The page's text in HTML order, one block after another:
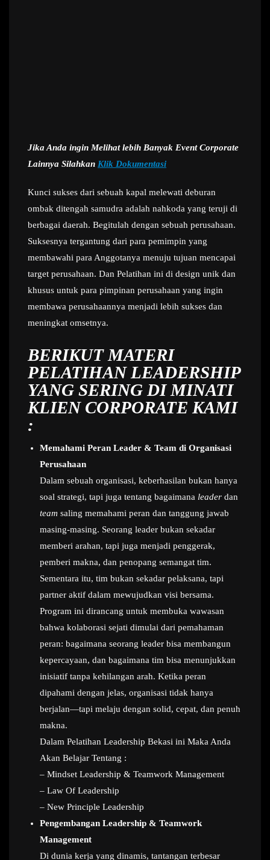
Jika Anda ingin Melihat lebih Banyak Event Corporate
Lainnya Silahkan Klik Dokumentasi
Kunci sukses dari sebuah kapal melewati deburan
ombak ditengah samudra adalah nahkoda yang teruji di
berbagai daerah. Begitulah dengan sebuah perusahaan.
Suksesnya tergantung dari para pemimpin yang
membawahi para Anggotanya menuju tujuan mencapai
target perusahaan. Dan Pelatihan ini di design unik dan
khusus untuk para pimpinan perusahaan yang ingin
membawa perusahaannya menjadi lebih sukses dan
meningkat omsetnya.
BERIKUT MATERI
PELATIHAN LEADERSHIP
YANG SERING DI MINATI
KLIEN CORPORATE KAMI
:
Memahami Peran Leader & Team di Organisasi
Perusahaan
Dalam sebuah organisasi, keberhasilan bukan hanya
soal strategi, tapi juga tentang bagaimana leader dan
team saling memahami peran dan tanggung jawab
masing-masing. Seorang leader bukan sekadar
memberi arahan, tapi juga menjadi penggerak,
pemberi makna, dan penopang semangat tim.
Sementara itu, tim bukan sekadar pelaksana, tapi
partner aktif dalam mewujudkan visi bersama.
Program ini dirancang untuk membuka wawasan
bahwa kolaborasi sejati dimulai dari pemahaman
peran: bagaimana seorang leader bisa membangun
kepercayaan, dan bagaimana tim bisa menunjukkan
inisiatif tanpa kehilangan arah. Ketika peran
dipahami dengan jelas, organisasi tidak hanya
berjalan—tapi melaju dengan solid, cepat, dan penuh
makna.
Dalam Pelatihan Leadership Bekasi ini Maka Anda
Akan Belajar Tentang :
– Mindset Leadership & Teamwork Management
– Law Of Leadership
– New Principle Leadership
Pengembangan Leadership & Teamwork
Management
Di dunia kerja yang dinamis, tantangan terbesar